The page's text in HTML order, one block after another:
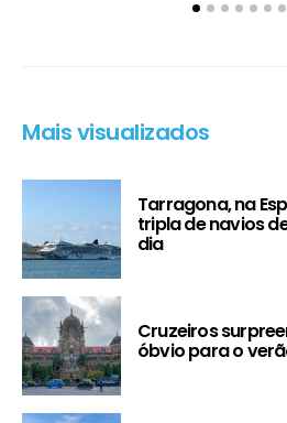
Mais visualizados
Tarragona, na
tripla de navios
dia
Cruzeiros
óbvio para o